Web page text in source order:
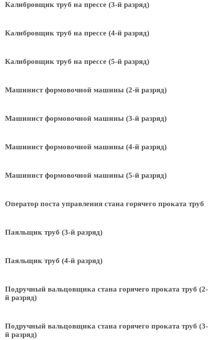
Калибровщик труб на прессе (3-й разряд)
Калибровщик труб на прессе (4-й разряд)
Калибровщик труб на прессе (5-й разряд)
Машинист формовочной машины (2-й разряд)
Машинист формовочной машины (3-й разряд)
Машинист формовочной машины (4-й разряд)
Машинист формовочной машины (5-й разряд)
Оператор поста управления стана горячего проката труб
Паяльщик труб (3-й разряд)
Паяльщик труб (4-й разряд)
Подручный вальцовщика стана горячего проката труб (2-
й разряд)
Подручный вальцовщика стана горячего проката труб (3-
й разряд)